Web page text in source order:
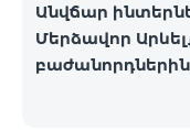
Անվճար
Մերձավոր
բաժանորդներին